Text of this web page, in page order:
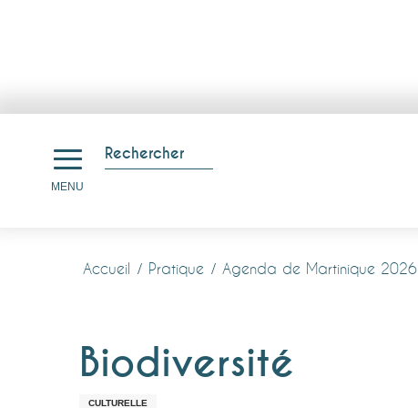
principal
Rechercher
MENU
Accueil Pratique Agenda de Martinique 2026
Biodiversité
CULTURELLE